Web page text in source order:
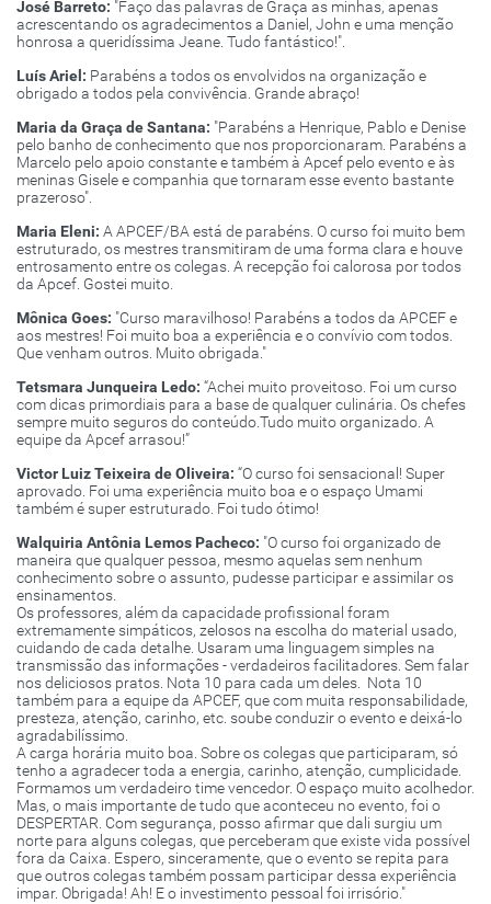
José Barreto: "Faço das palavras de Graça as minhas, apenas
acrescentando os agradecimentos a Daniel, John e uma menção
honrosa a queridíssima Jeane. Tudo fantástico!".
Luís Ariel: Parabéns a todos os envolvidos na organização e
obrigado a todos pela convivência. Grande abraço!
Maria da Graça de Santana: "Parabéns a Henrique, Pablo e Denise
pelo banho de conhecimento que nos proporcionaram. Parabéns a
Marcelo pelo apoio constante e também à Apcef pelo evento e às
meninas Gisele e companhia que tornaram esse evento bastante
prazeroso".
Maria Eleni: A APCEF/BA está de parabéns. O curso foi muito bem
estruturado, os mestres transmitiram de uma forma clara e houve
entrosamento entre os colegas. A recepção foi calorosa por todos
da Apcef. Gostei muito.
Mônica Goes: "Curso maravilhoso! Parabéns a todos da APCEF e
aos mestres! Foi muito boa a experiência e o convívio com todos.
Que venham outros. Muito obrigada."
Tetsmara Junqueira Ledo: “Achei muito proveitoso. Foi um curso
com dicas primordiais para a base de qualquer culinária. Os chefes
sempre muito seguros do conteúdo.Tudo muito organizado. A
equipe da Apcef arrasou!”
Victor Luiz Teixeira de Oliveira: “O curso foi sensacional! Super
aprovado. Foi uma experiência muito boa e o espaço Umami
também é super estruturado. Foi tudo ótimo!
Walquiria Antônia Lemos Pacheco: "O curso foi organizado de
maneira que qualquer pessoa, mesmo aquelas sem nenhum
conhecimento sobre o assunto, pudesse participar e assimilar os
ensinamentos.
Os professores, além da capacidade profissional foram
extremamente simpáticos, zelosos na escolha do material usado,
cuidando de cada detalhe. Usaram uma linguagem simples na
transmissão das informações - verdadeiros facilitadores. Sem falar
nos deliciosos pratos. Nota 10 para cada um deles. Nota 10
também para a equipe da APCEF, que com muita responsabilidade,
presteza, atenção, carinho, etc. soube conduzir o evento e deixá-lo
agradabilíssimo.
A carga horária muito boa. Sobre os colegas que participaram, só
tenho a agradecer toda a energia, carinho, atenção, cumplicidade.
Formamos um verdadeiro time vencedor. O espaço muito acolhedor.
Mas, o mais importante de tudo que aconteceu no evento, foi o
DESPERTAR. Com segurança, posso afirmar que dali surgiu um
norte para alguns colegas, que perceberam que existe vida possível
fora da Caixa. Espero, sinceramente, que o evento se repita para
que outros colegas também possam participar dessa experiência
impar. Obrigada! Ah! E o investimento pessoal foi irrisório."